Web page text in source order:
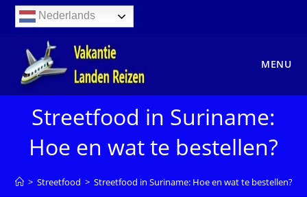
naar
Nederlands
MENU
Streetfood in Suriname:
Hoe en wat te bestellen?
> Streetfood > Streetfood in Suriname: Hoe en wat te bestellen?